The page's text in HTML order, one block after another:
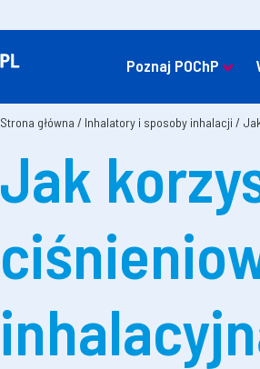
Poznaj POChP
Strona główna / Inhalatory i sposoby inhalacji /
Jak